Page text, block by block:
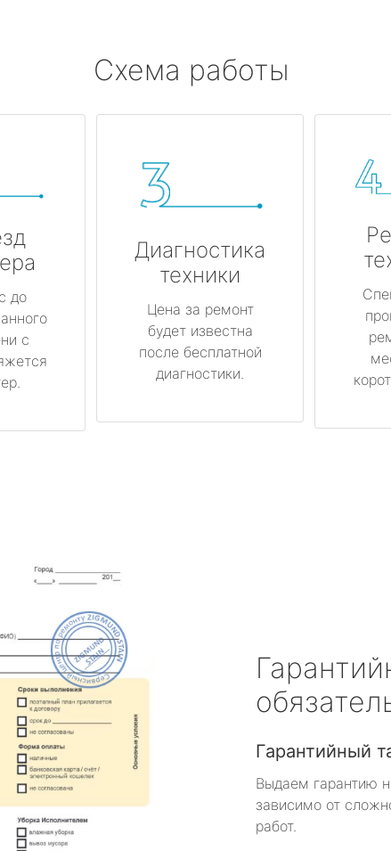
Схема работы
до
с
Диагностика
техники
Цена за ремонт
будет известна
после бесплатной
диагностики.
Гарантийный
Выдаем гарантию
зависимо от
работ.